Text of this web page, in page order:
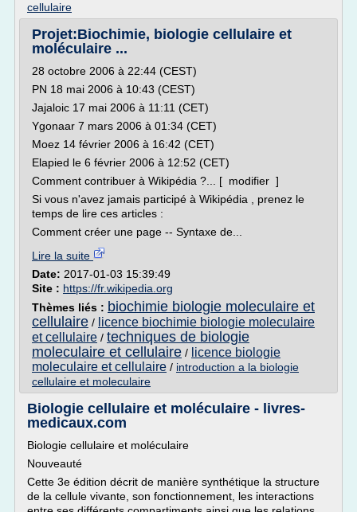
cellulaire
Projet:Biochimie, biologie cellulaire et
moléculaire ...
28 octobre 2006 à 22:44 (CEST)
PN 18 mai 2006 à 10:43 (CEST)
Jajaloic 17 mai 2006 à 11:11 (CET)
Ygonaar 7 mars 2006 à 01:34 (CET)
Moez 14 février 2006 à 16:42 (CET)
Elapied le 6 février 2006 à 12:52 (CET)
Comment contribuer à Wikipédia ?... [ modifier ]
Si vous n'avez jamais participé à Wikipédia , prenez le
temps de lire ces articles :
Comment créer une page -- Syntaxe de...
Lire la suite
Date: 2017-01-03 15:39:49
Site : https://fr.wikipedia.org
Thèmes liés : biochimie biologie moleculaire et
cellulaire / licence biochimie biologie moleculaire
et cellulaire / techniques de biologie
moleculaire et cellulaire / licence biologie
moleculaire et cellulaire / introduction a la biologie
cellulaire et moleculaire
Biologie cellulaire et moléculaire - livres-
medicaux.com
Biologie cellulaire et moléculaire
Nouveauté
Cette 3e édition décrit de manière synthétique la structure
de la cellule vivante, son fonctionnement, les interactions